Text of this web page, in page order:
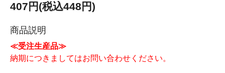
407円(税込448円)
商品説明
≪受注生産品≫
納期につきましてはお問い合わせください。